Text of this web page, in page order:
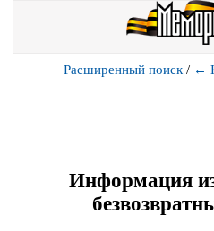
Расширенный поиск / ←
Информация